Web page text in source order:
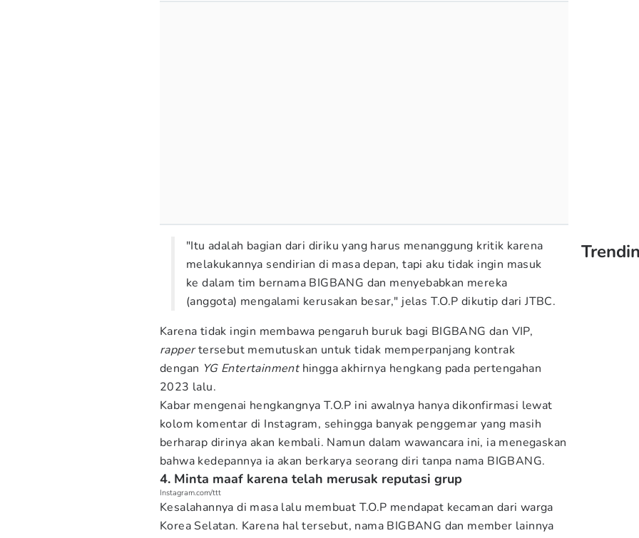
"Itu adalah bagian dari diriku yang harus menanggung kritik karena
melakukannya sendirian di masa depan, tapi aku tidak ingin masuk
ke dalam tim bernama BIGBANG dan menyebabkan mereka
(anggota) mengalami kerusakan besar," jelas T.O.P dikutip dari JTBC.
Karena tidak ingin membawa pengaruh buruk bagi BIGBANG dan VIP,
rappertersebut memutuskan untuk tidak memperpanjang kontrak
dengan YG Entertainmenthingga akhirnya hengkang pada pertengahan
2023 lalu.
Kabar mengenai hengkangnya T.O.P ini awalnya hanya dikonfirmasi lewat
kolom komentar di Instagram, sehingga banyak penggemar yang masih
berharap dirinya akan kembali. Namun dalam wawancara ini, ia menegaskan
bahwa kedepannya ia akan berkarya seorang diri tanpa nama BIGBANG.
4. Minta maaf karena telah merusak reputasi grup
Instagram.com/ttt
Kesalahannya di masa lalu membuat T.O.P mendapat kecaman dari warga
Korea Selatan. Karena hal tersebut, nama BIGBANG dan member lainnya